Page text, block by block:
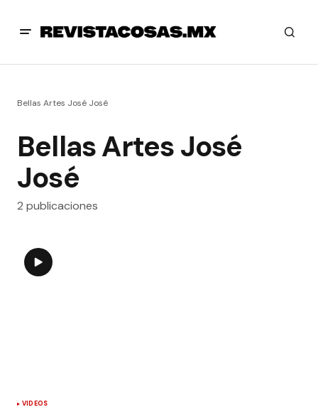
Bellas Artes José José
Bellas Artes José
José
2 publicaciones
VIDEOS